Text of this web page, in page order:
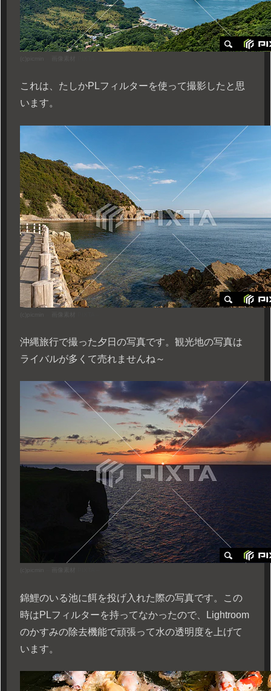
これは、たしかPLフィルターを使って撮影したと思
います。
沖縄旅行で撮った夕日の写真です。観光地の写真は
ライバルが多くて売れませんね～
錦鯉のいる池に餌を投げ入れた際の写真です。この
時はPLフィルターを持ってなかったので、Lightroom
のかすみの除去機能で頑張って水の透明度を上げて
います。